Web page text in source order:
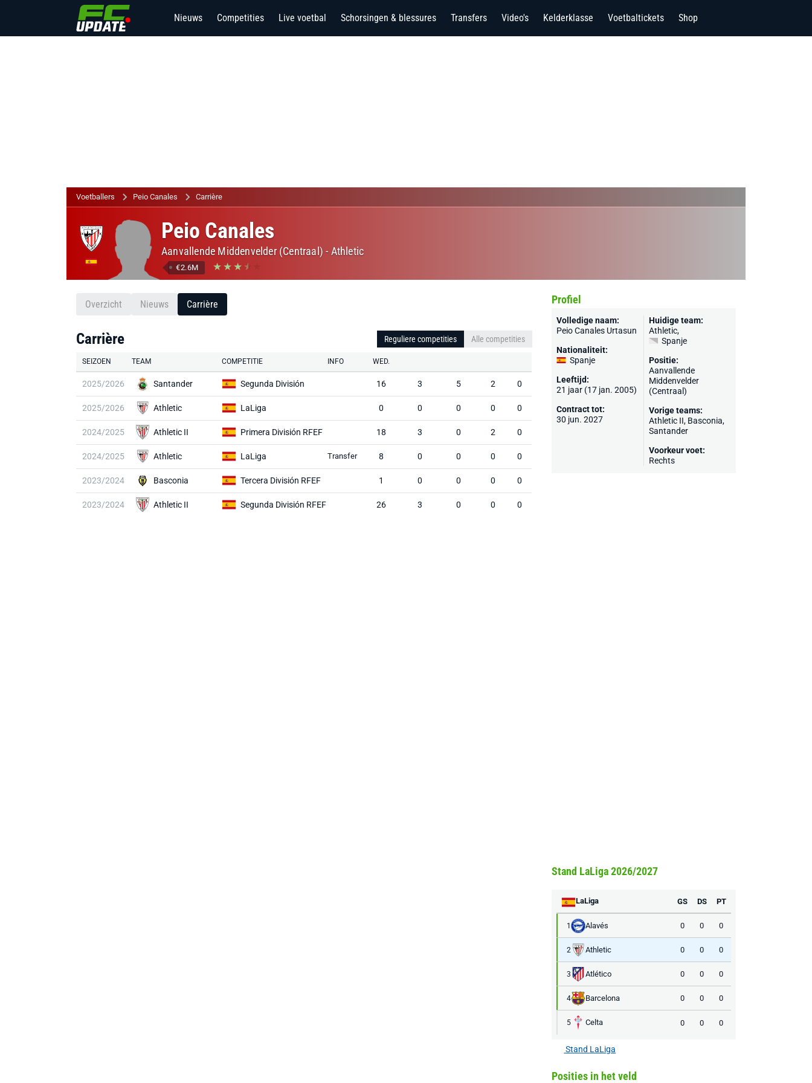
Nieuws Competities Live voetbal Schorsingen & blessures Transfers Video's Kelderklasse Voetbaltickets Shop
Voetballers Peio Canales Carrière
Peio Canales
Aanvallende Middenvelder (Centraal)- Athletic
€2.6M
Overzicht Nieuws Carrière
Carrière Reguliere competities Alle competities
SEIZOEN TEAM COMPETITIE INFO WED.
2025/2026 Santander Segunda División 16 3 5 2 0
2025/2026 Athletic LaLiga 0 0 0 0 0
2024/2025 Athletic II Primera División RFEF 18 3 0 2 0
2024/2025 Athletic LaLiga Transfer 8 0 0 0 0
2023/2024 Basconia Tercera División RFEF 1 0 0 0 0
2023/2024 Athletic II Segunda División RFEF 26 3 0 0 0
Profiel
Volledige naam:
Peio Canales Urtasun
Nationaliteit:
Spanje
Leeftijd:
21 jaar (17 jan. 2005)
Contract tot:
30 jun. 2027
Huidige team:
Athletic,
Spanje
Positie:
Aanvallende
Middenvelder
(Centraal)
Vorige teams:
Athletic II, Basconia,
Santander
Voorkeur voet:
Rechts
Stand LaLiga 2026/2027
LaLiga GS DS PT
1 Alavés 0 0 0
2 Athletic 0 0 0
3 Atlético 0 0 0
4 Barcelona 0 0 0
5 Celta 0 0 0
Stand LaLiga
Posities in het veld